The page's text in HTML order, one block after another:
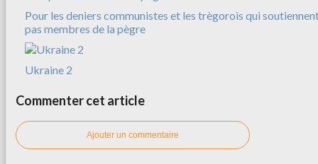
Pour les deniers communistes et les trègorois qui
pas membres de la pègre
Ukraine 2
Commenter cet article
Ajouter un commentaire